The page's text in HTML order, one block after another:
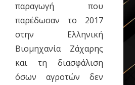
παραγωγή που
παρέδωσαν το 2017
στην Ελληνική
Βιομηχανία Ζάχαρης
και τη διασφάλιση
όσων αγροτών δεν